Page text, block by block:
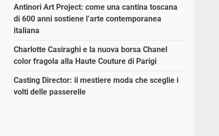
Antinori Art Project: come una cantina toscana
di 600 anni sostiene l’arte contemporanea
italiana
Charlotte Casiraghi e la nuova borsa Chanel
color fragola alla Haute Couture di Parigi
Casting Director: il mestiere moda che sceglie i
volti delle passerelle